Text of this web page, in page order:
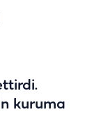
kuruma